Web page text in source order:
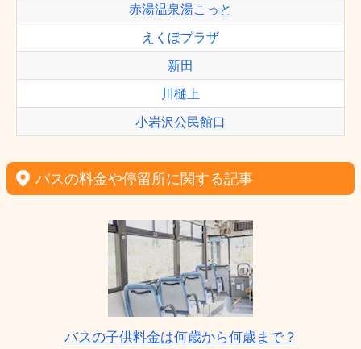
赤湯温泉湯こっと
えくぼプラザ
新田
川樋上
小岩沢公民館口
バスの料金や停留所に関する記事
バスの子供料金は何歳から何歳まで？